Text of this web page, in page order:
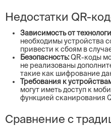
Недостатки QR-
Зависимость от
необходимы устройства
привести к сбоям в
Безопасность:QR-коды
не реализованы
такие как шифрование
Требования к
могут иметь доступ к
функцией сканирования
Сравнение с